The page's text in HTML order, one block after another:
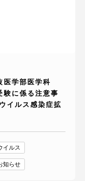
医学部医学科
に係る注意事
イルス感染症拡
イルス
知らせ